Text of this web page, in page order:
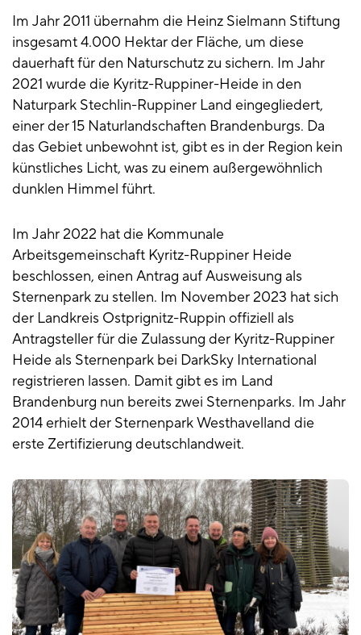
Im Jahr 2011 übernahm die Heinz Sielmann Stiftung
insgesamt 4.000 Hektar der Fläche, um diese
dauerhaft für den Naturschutz zu sichern. Im Jahr
2021 wurde die Kyritz-Ruppiner-Heide in den
Naturpark Stechlin-Ruppiner Land eingegliedert,
einer der 15 Naturlandschaften Brandenburgs. Da
das Gebiet unbewohnt ist, gibt es in der Region kein
künstliches Licht, was zu einem außergewöhnlich
dunklen Himmel führt.
Im Jahr 2022 hat die Kommunale
Arbeitsgemeinschaft Kyritz-Ruppiner Heide
beschlossen, einen Antrag auf Ausweisung als
Sternenpark zu stellen. Im November 2023 hat sich
der Landkreis Ostprignitz-Ruppin offiziell als
Antragsteller für die Zulassung der Kyritz-Ruppiner
Heide als Sternenpark bei DarkSky International
registrieren lassen. Damit gibt es im Land
Brandenburg nun bereits zwei Sternenparks. Im Jahr
2014 erhielt der Sternenpark Westhavelland die
erste Zertifizierung deutschlandweit.